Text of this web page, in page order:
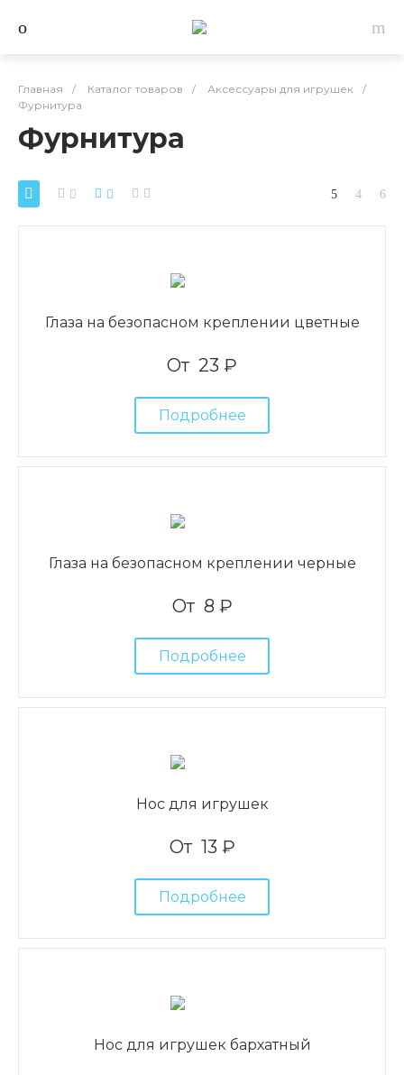
Главная / Каталог товаров / Аксессуары для игрушек
/
Фурнитура
Фурнитура
Глаза на безопасном креплении цветные
От 23 ₽
Подробнее
Глаза на безопасном креплении черные
От 8 ₽
Подробнее
Нос для игрушек
От 13 ₽
Подробнее
Нос для игрушек бархатный